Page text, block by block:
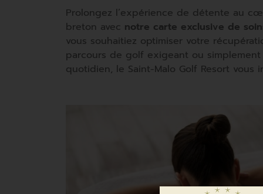
Prolongez l’expérience de détente au
breton avec notre carte exclusive de
vous souhaitiez optimiser votre
parcours de golf exigeant ou
quotidien, le Saint-Malo Golf Resort vous